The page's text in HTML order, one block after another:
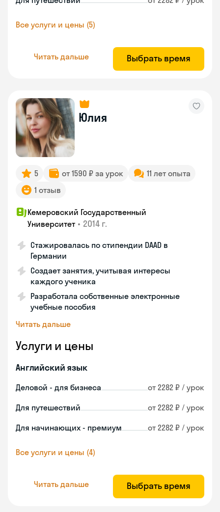
Все услуги и цены (5)
Читать дальше Выбрать время
Юлия
5 от 1590 ₽ за урок
11 лет опыта
1 отзыв
Кемеровский Государственный
Университет • 2014 г.
Стажировалась по стипендии DAAD в
Германии
Создает занятия, учитывая интересы
каждого ученика
Разработала собственные электронные
учебные пособия
Читать дальше
Услуги и цены
Английский язык
Деловой - для бизнеса от 2282 ₽ / урок
Для путешествий от 2282 ₽ / урок
Для начинающих - премиум от 2282 ₽ / урок
Все услуги и цены (4)
Читать дальше Выбрать время